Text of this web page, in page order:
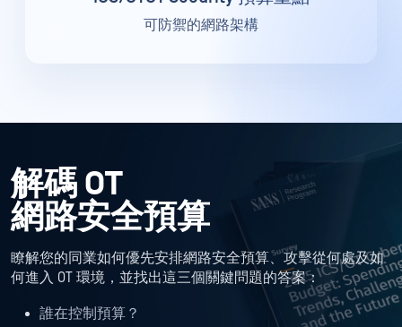
可防禦的網路架構
解碼 OT
網路安全預算
瞭解您的同業如何優先安排網路安全預算、攻擊從何處及如
何進入 OT 環境，並找出這三個關鍵問題的答案：
誰在控制預算？